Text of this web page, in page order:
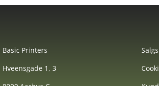
Basic Printers
Hveensgade 1, 3